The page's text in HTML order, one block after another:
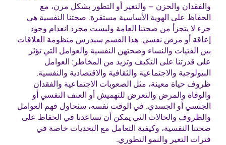
والفقدان والحزن – والتغير أو التطور بشكل مرن، مع
الحفاظ على الهوية الأساسية مستقرة. صحتنا النفسية هي
جزء لا يتجزأ من صحتنا العامة وليست مجرد انعدام وجود
إعاقة أو مرض نفسي. هذا القسم سيدرس منظومة العلاقات
بين الفتيات والنساء وصحتهن النفسية والعوامل التي تؤثر
على قدرتنا على التكيف وتزيد من المخاطر: العوامل
البيولوجية والاجتماعية والثقافية والاقتصادية والنفسية.
ظروف حياة معينة، مثل الصعوبات الاجتماعية والفقدان
والوفاة والمرض والتعرض للتهميش أو العنف النفسي أو
الجنسي أو الجسدي. في الوقت نفسه، سنحاول فهم العوامل
والظروف والحالات التي يمكن أن تساعدنا في الحفاظ على
صحتنا النفسية، وكيفية التعامل مع التحديات خاصة في
فترات التغير والنمو التطوري.